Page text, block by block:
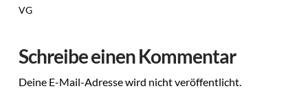
VG
Schreibe einen Kommentar
Deine E-Mail-Adresse wird nicht veröffentlicht.